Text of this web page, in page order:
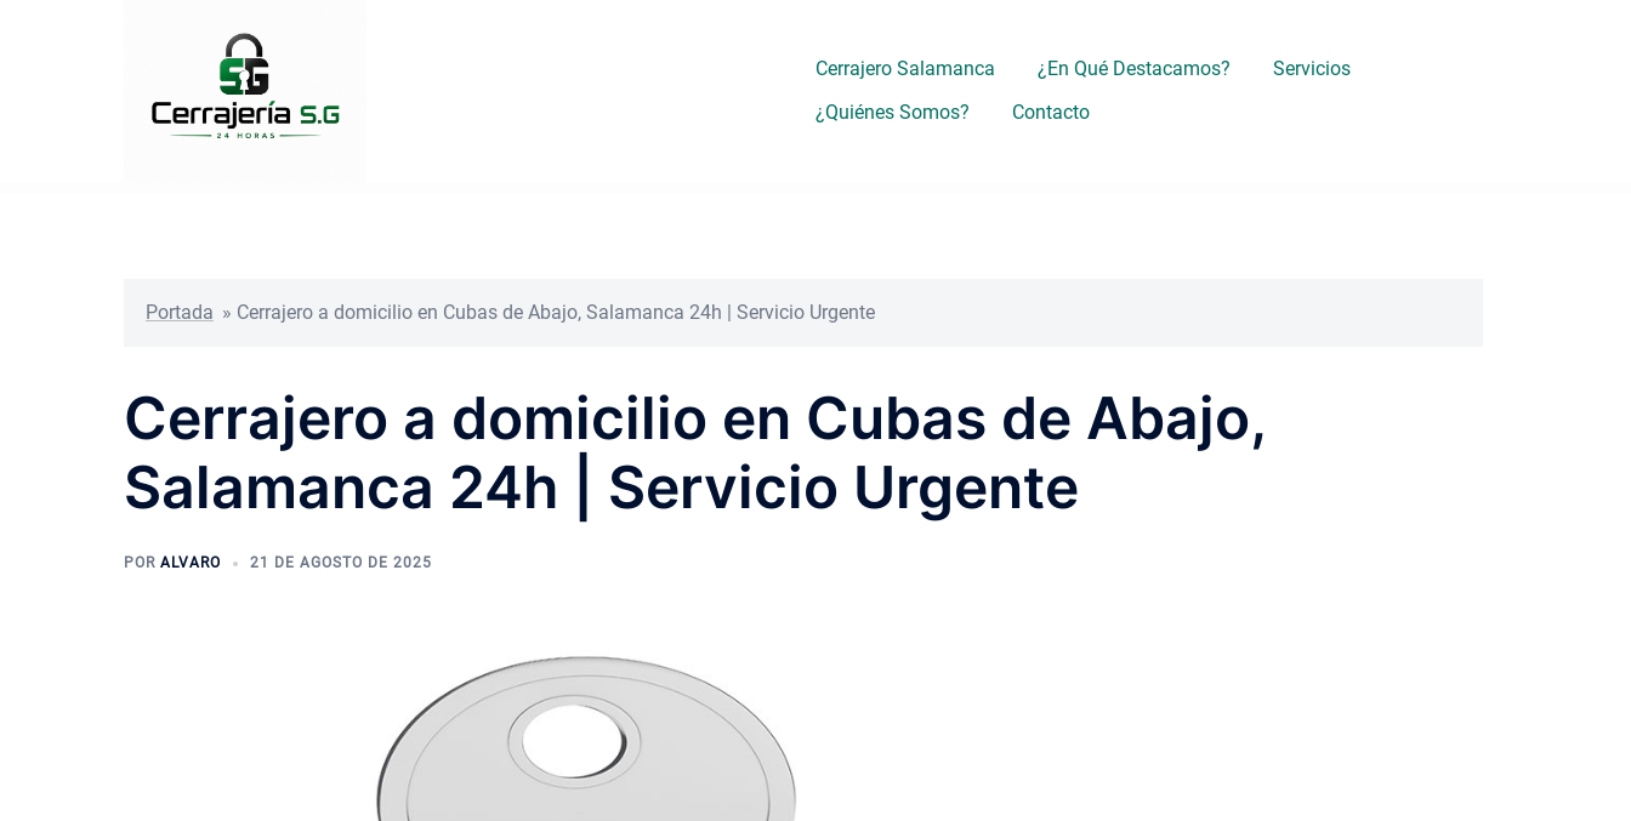
Cerrajero Salamanca ¿En Qué Destacamos?
Servicios
¿Quiénes Somos?
Contacto
Portada » Cerrajero a domicilio en Cubas de Abajo, Salamanca 24h | Servicio Urgente
Cerrajero a domicilio en Cubas de Abajo,
Salamanca 24h | Servicio Urgente
POR ALVARO 21 DE AGOSTO DE 2025